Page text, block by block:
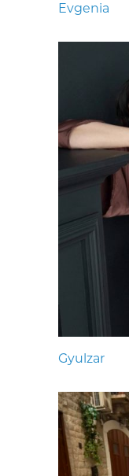
Evgenia
Gyulzar